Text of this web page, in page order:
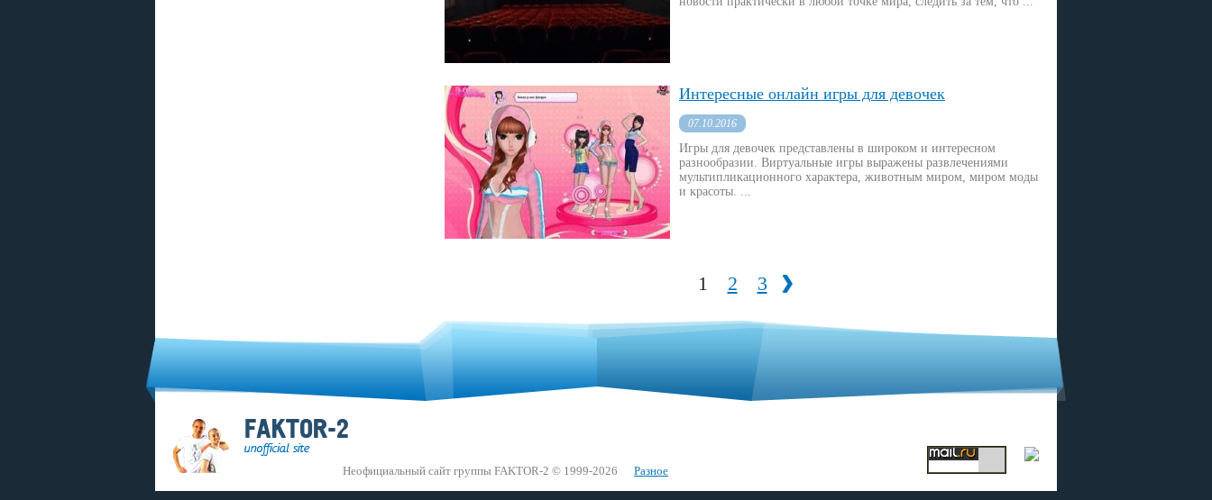
Интересные онлайн игры для девочек
07.10.2016
Игры для девочек представлены в широком и интересном
разнообразии. Виртуальные игры выражены развлечениями
мультипликационного характера, животным миром, миром моды
и красоты. ...
1 2 3
вперед
Неофициальный сайт группы FAKTOR-2 © 1999-2026 Разное